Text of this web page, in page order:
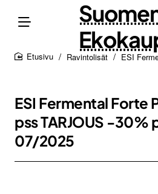
Ravintolisät ESI
ESI Fermental Forte
pss TARJOUS -30%
07/2025